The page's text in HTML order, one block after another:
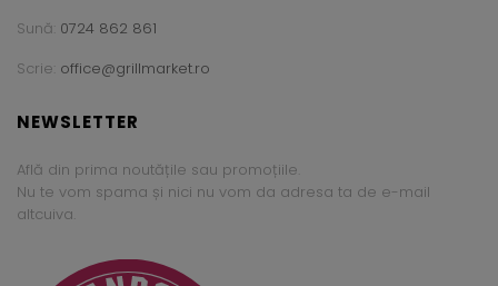
Sună: 0724 862 861
Scrie: office@grillmarket.ro
NEWSLETTER
Află din prima noutățile sau promoțiile.
Nu te vom spama și nici nu vom da adresa ta de e-mail
altcuiva.